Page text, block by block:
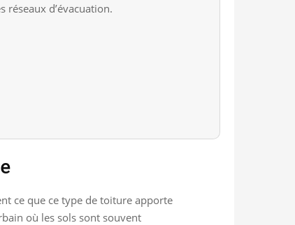
d’évacuation.
ce que ce type de toiture apporte
où les sols sont souvent